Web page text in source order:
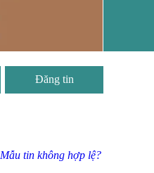
Đăng tin
Mẫu tin không hợp lệ?